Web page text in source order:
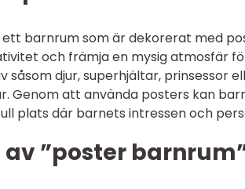
ett barnrum som är dekorerat med
och främja en mysig atmosfär
såsom djur, superhjältar, prinsessor
Genom att använda posters kan
plats där barnets intressen och
”poster